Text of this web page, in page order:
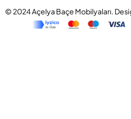
© 2024 Açelya Baçe Mobilyaları.